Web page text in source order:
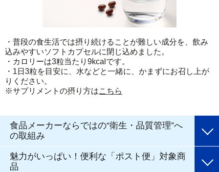
・普段の食生活では摂り続けることが難しい成分を、飲み
込みやすいソフトカプセルに閉じ込めました。
・カロリーは3粒当たり9kcalです。
・1日3粒を目安に、水などと一緒に、かまずにお召し上が
りください。
※サプリメントの摂り方はこちら
食品メーカーならではの“衛生・品質管理”へ
の取組み
魅力がいっぱい！便利な「ポスト便」対象商
品